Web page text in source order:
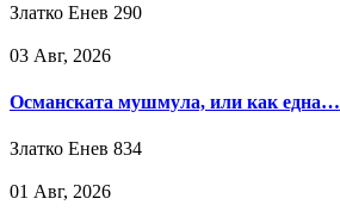
Златко Енев 290
03 Авг, 2026
Османската мушмула, или как една…
Златко Енев 834
01 Авг, 2026